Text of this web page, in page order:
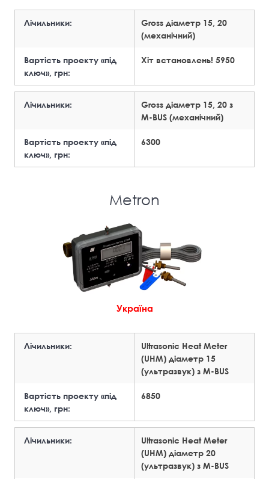
Лічильники:
Gross діаметр 15, 20
(механічний)
Вартість проекту «під
ключ», грн:
Хіт встановлень! 5950
Лічильники:
Gross діаметр 15, 20 з
М-BUS (механічний)
Вартість проекту «під
ключ», грн:
6300
Metron
Україна
Лічильники:
Ultrasonic Heat Meter
(UHM) діаметр 15
(ультразвук) з М-BUS
Вартість проекту «під
ключ», грн:
6850
Лічильники:
Ultrasonic Heat Meter
(UHM) діаметр 20
(ультразвук) з М-BUS